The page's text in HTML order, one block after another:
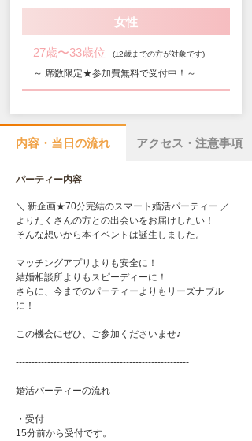
女性
27歳〜33歳位 (±2歳までの方が対象です)
～ 席数限定★参加費無料で受付中！～
内容・当日の流れ アクセス・注意事項
パーティー内容
＼ 新企画★70分完結のスマート婚活パーティー ／
よりたくさんの方との出会いをお届けしたい！
そんな想いから本イベントは誕生しました。
マッチングアプリよりも安全に！
結婚相談所よりもスピーディーに！
さらに、今までのパーティーよりもリーズナブル
に！
この機会にぜひ、ご参加くださいませ♪
-------------------------------------------------------
婚活パーティーの流れ
・受付
15分前から受付です。